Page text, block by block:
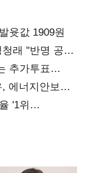
윳값 1909원
래 "반명 공세
추가투표
에너지안보
'1위